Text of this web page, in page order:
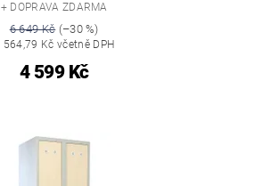
+ DOPRAVA ZDARMA
6 649 Kč(–30 %)
564,79 Kč včetně DPH
4 599 Kč